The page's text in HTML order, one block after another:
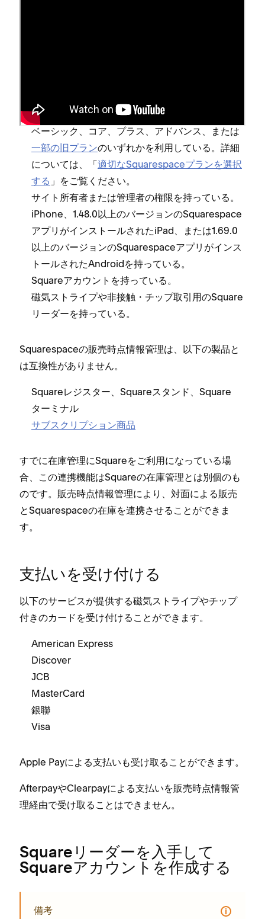
る⁠。
ベ⁠ーシ⁠ック⁠、コア⁠、プラス⁠、アドバンス⁠、または
一部の旧プランのいずれかを利用している⁠。詳細
については⁠、「⁠適切なSquarespaceプランを選択
する ⁠」をご覧ください⁠。
サイト所有者または管理者の権限を持⁠っている⁠。
iPhone⁠、1⁠.48⁠.0以上のバ⁠ージ⁠ョンのSquarespace
アプリがインスト⁠ールされたiPad⁠、または1⁠.69⁠.0
以上のバ⁠ージ⁠ョンのSquarespaceアプリがインス
ト⁠ールされたAndroidを持⁠っている⁠。
Squareアカウントを持⁠っている⁠。
磁気ストライプや非接触⁠・チ⁠ップ取引用のSquare
リ⁠ーダ⁠ーを持⁠っている⁠。
Squarespaceの販売時点情報管理は⁠、以下の製品と
は互換性がありません⁠。
Squareレジスタ⁠ー⁠、Squareスタンド⁠、Square
タ⁠ーミナル
サブスクリプシ⁠ョン商品
すでに在庫管理にSquareをご利用にな⁠っている場
合⁠、この連携機能はSquareの在庫管理とは別個のも
のです⁠。販売時点情報管理により⁠、対面による販売
とSquarespaceの在庫を連携させることができま
す⁠。
支払いを受け付ける
以下のサ⁠ービスが提供する磁気ストライプやチ⁠ップ
付きのカ⁠ードを受け付けることができます⁠。
American Express
Discover
JCB
MasterCard
銀聯
Visa
Apple Payによる支払いも受け取ることができます⁠。
AfterpayやClearpayによる支払いを販売時点情報管
理経由で受け取ることはできません⁠。
Squareリ⁠ーダ⁠ーを入手して
Squareアカウントを作成する
備考